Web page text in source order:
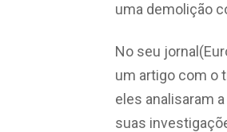
uma demolição
No seu
um artigo com o
eles analisaram
suas